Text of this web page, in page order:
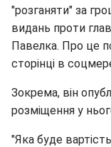
"розганяти" за
видань проти
Павелка. Про це
сторінці в
Зокрема, він
розміщення у
"Яка буде